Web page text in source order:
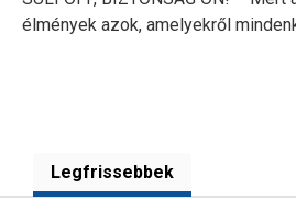
élmények azok, amelyekről
Legfrissebbek